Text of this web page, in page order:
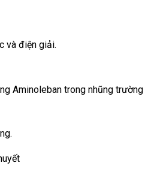
và điện giải.
Aminoleban trong nhũng trường